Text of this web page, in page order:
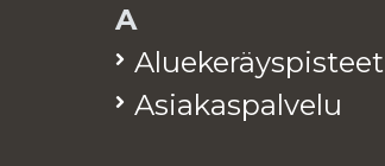
A
Alue­ke­räys­pis­teet
Asia­kas­pal­ve­lu